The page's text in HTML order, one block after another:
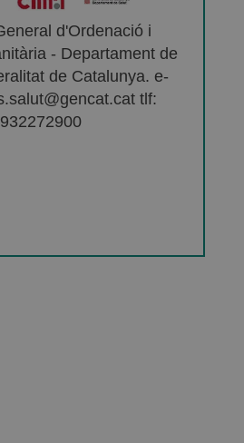
d'Ordenació i
- Departament de
de Catalunya. e-
tlf:
932272900